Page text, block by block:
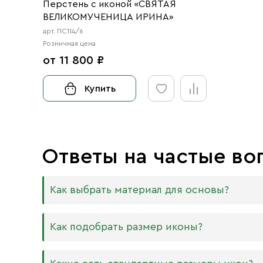
Перстень с иконой «СВЯТАЯ
ВЕЛИКОМУЧЕНИЦА ИРИНА»
арт. ПС114/6
Розничная цена
от 11 800 ₽
Купить
Ответы на частые
Как выбрать материал для основы?
Мы изготавливаем иконы на трёх разных видах
МДФ. Ламинированная древесно-
Как подобрать размер иконы?